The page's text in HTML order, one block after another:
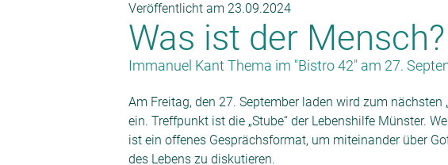
Pfarrpersonen
Presbyterium
Lebensbegleitung
Kirchenmusik
Veröffentlicht am 23.09.2024
Was ist der Mensch?
Immanuel Kant Thema im "Bistro 42" am 27.
Am Freitag, den 27. September laden wird zum nächsten
ein. Treffpunkt ist die „Stube“ der Lebenshilfe Münster.
ist ein offenes Gesprächsformat, um miteinander über
des Lebens zu diskutieren.